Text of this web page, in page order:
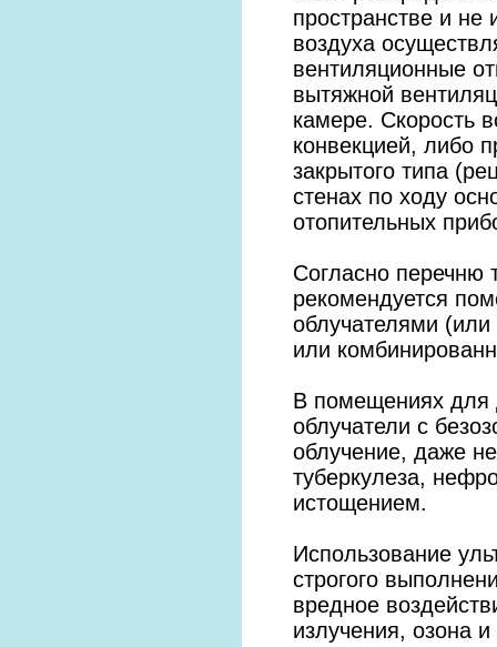
пространстве и не
воздуха
вентиляционные
вытяжной
камере. Скорость
конвекцией, либо
закрытого типа
стенах по ходу
отопительных
Согласно перечню
рекомендуется
облучателями
или
В помещениях для
облучатели с
облучение, даже
туберкулеза,
истощением.
Использование
строгого
вредное
излучения, озона